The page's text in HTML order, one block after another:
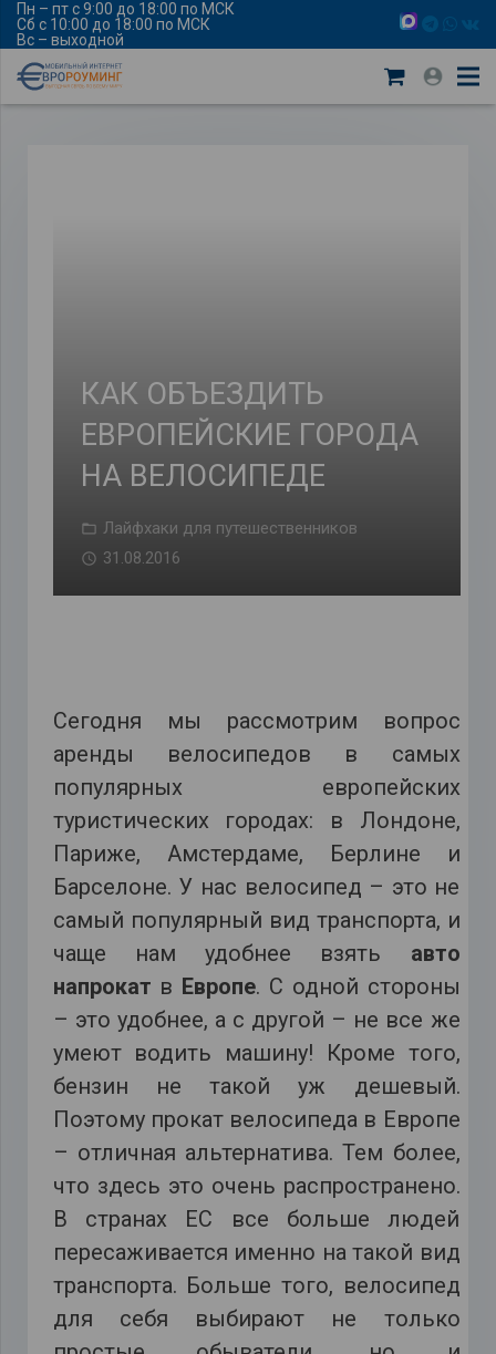
Пн – пт с 9:00 до 18:00 по МСК
Сб с 10:00 до 18:00 по МСК
Вс – выходной
КАК ОБЪЕЗДИТЬ
ЕВРОПЕЙСКИЕ ГОРОДА
НА ВЕЛОСИПЕДЕ
Лайфхаки для путешественников
31.08.2016
Сегодня мы рассмотрим вопрос
аренды велосипедов в самых
популярных европейских
туристических городах: в Лондоне,
Париже, Амстердаме, Берлине и
Барселоне. У нас велосипед – это не
самый популярный вид транспорта, и
чаще нам удобнее взять авто
напрокат в Европе. С одной стороны
– это удобнее, а с другой – не все же
умеют водить машину! Кроме того,
бензин не такой уж дешевый.
Поэтому прокат велосипеда в Европе
– отличная альтернатива. Тем более,
что здесь это очень распространено.
В странах ЕС все больше людей
пересаживается именно на такой вид
транспорта. Больше того, велосипед
для себя выбирают не только